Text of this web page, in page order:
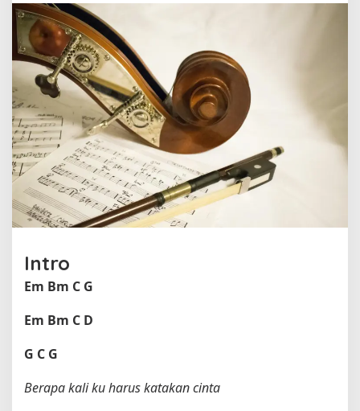
.
.
N
.
T
.
A
o
l
e
h
D
'
Intro
Em Bm C G
Em Bm C D
G C G
Berapa kali ku harus katakan cinta